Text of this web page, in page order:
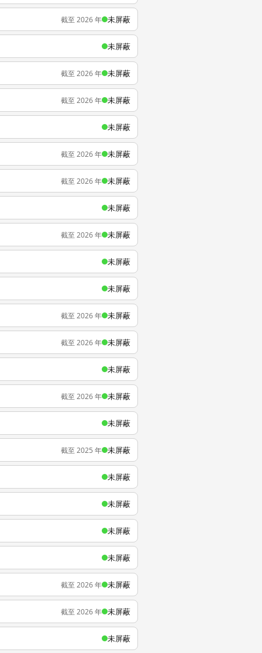
截至 2026 年 未屏蔽
未屏蔽
截至 2026 年 未屏蔽
截至 2026 年 未屏蔽
未屏蔽
截至 2026 年 未屏蔽
截至 2026 年 未屏蔽
未屏蔽
截至 2026 年 未屏蔽
未屏蔽
未屏蔽
截至 2026 年 未屏蔽
截至 2026 年 未屏蔽
未屏蔽
截至 2026 年 未屏蔽
未屏蔽
截至 2025 年 未屏蔽
未屏蔽
未屏蔽
未屏蔽
未屏蔽
截至 2026 年 未屏蔽
截至 2026 年 未屏蔽
未屏蔽